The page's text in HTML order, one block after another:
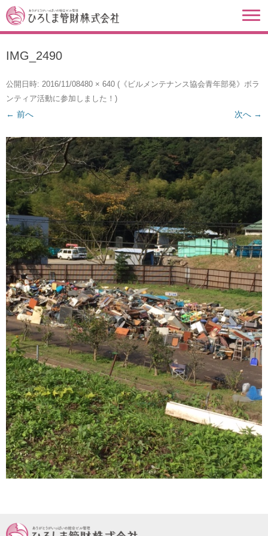
IMG_2490
公開日時: 2016/11/08480 × 640 ( 《ビルメンテナンス協会青年部発》ボラ
ンティア活動に参加しました！ )
← 前へ 次へ →